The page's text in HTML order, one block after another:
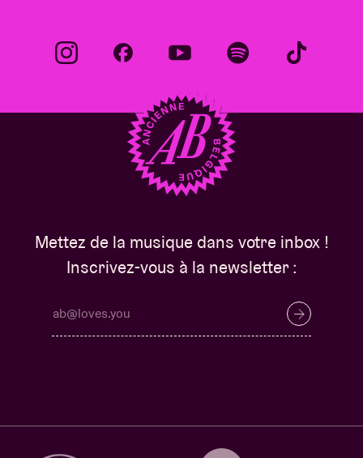
Mettez de la musique dans votre inbox !
Inscrivez-vous à la newsletter :